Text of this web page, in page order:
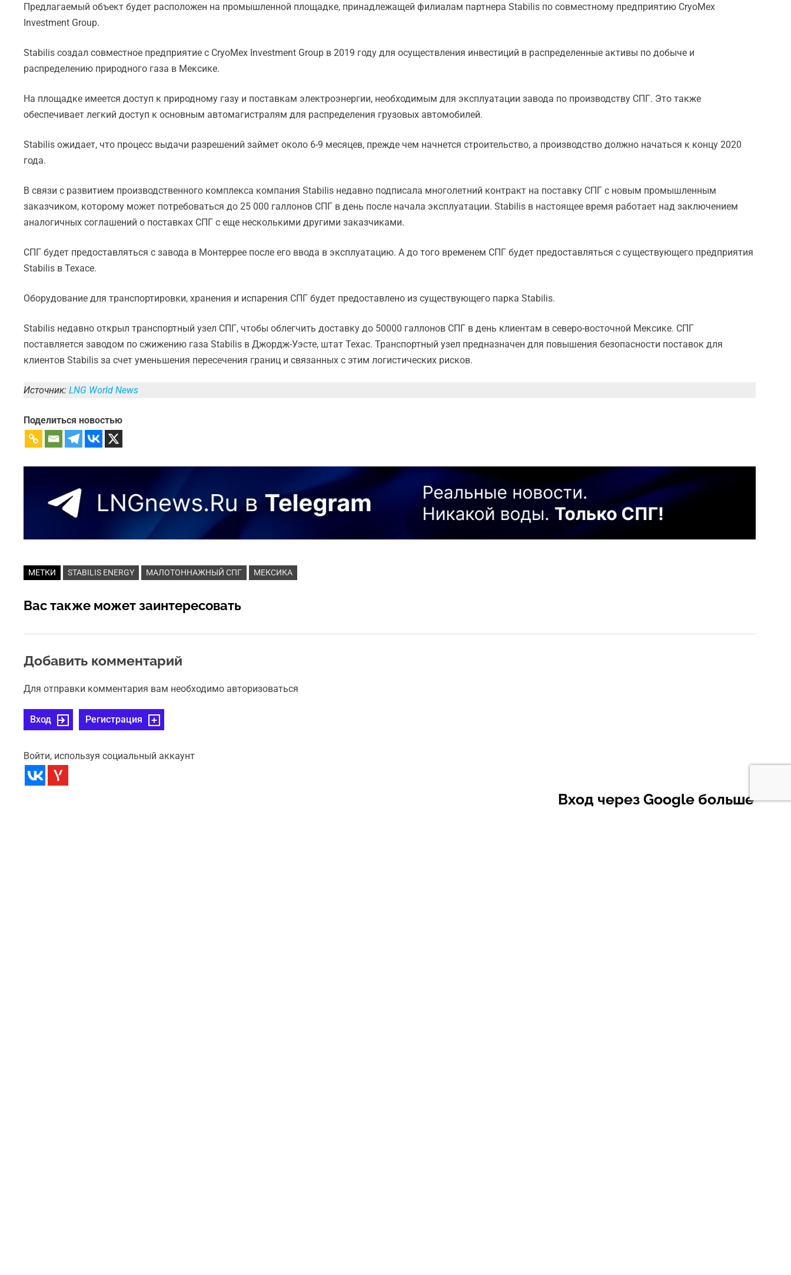
Предлагаемый объект будет расположен на промышленной площадке, принадлежащей филиалам партнера Stabilis по совместному предприятию CryoMex
Investment Group.
Stabilis создал совместное предприятие с CryoMex Investment Group в 2019 году для осуществления инвестиций в распределенные активы по добыче и
распределению природного газа в Мексике.
На площадке имеется доступ к природному газу и поставкам электроэнергии, необходимым для эксплуатации завода по производству СПГ. Это также
обеспечивает легкий доступ к основным автомагистралям для распределения грузовых автомобилей.
Stabilis ожидает, что процесс выдачи разрешений займет около 6-9 месяцев, прежде чем начнется строительство, а производство должно начаться к концу 2020
года.
В связи с развитием производственного комплекса компания Stabilis недавно подписала многолетний контракт на поставку СПГ с новым промышленным
заказчиком, которому может потребоваться до 25 000 галлонов СПГ в день после начала эксплуатации. Stabilis в настоящее время работает над заключением
аналогичных соглашений о поставках СПГ с еще несколькими другими заказчиками.
СПГ будет предоставляться с завода в Монтеррее после его ввода в эксплуатацию. А до того временем СПГ будет предоставляться с существующего предприятия
Stabilis в Техасе.
Оборудование для транспортировки, хранения и испарения СПГ будет предоставлено из существующего парка Stabilis.
Stabilis недавно открыл транспортный узел СПГ, чтобы облегчить доставку до 50000 галлонов СПГ в день клиентам в северо-восточной Мексике. СПГ
поставляется заводом по сжижению газа Stabilis в Джордж-Уэсте, штат Техас. Транспортный узел предназначен для повышения безопасности поставок для
клиентов Stabilis за счет уменьшения пересечения границ и связанных с этим логистических рисков.
Источник:LNG World News
Поделиться новостью
МЕТКИ STABILIS ENERGY МАЛОТОННАЖНЫЙ СПГ МЕКСИКА
Вас также может заинтересовать
Добавить комментарий
Для отправки комментария вам необходимо авторизоваться
Вход Регистрация
Войти, используя социальный аккаунт
Вход через Google больше